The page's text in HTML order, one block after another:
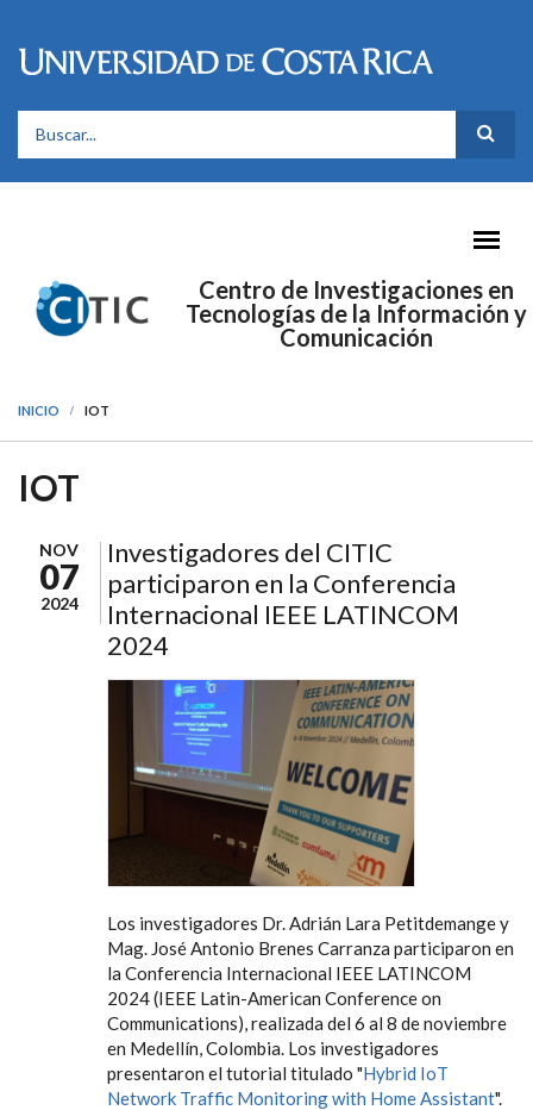
FORMULARIO DE BÚSQUEDA
Centro de Investigaciones en
Tecnologías de la Información y
Comunicación
INICIO IOT
IOT
NOV
07
2024
Investigadores del CITIC
participaron en la Conferencia
Internacional IEEE LATINCOM
2024
Los investigadores Dr. Adrián Lara Petitdemange y
Mag. José Antonio Brenes Carranza participaron en
la Conferencia Internacional IEEE LATINCOM
2024 (IEEE Latin-American Conference on
Communications), realizada del 6 al 8 de noviembre
en Medellín, Colombia. Los investigadores
presentaron el tutorial titulado "Hybrid IoT
Network Traffic Monitoring with Home Assistant".